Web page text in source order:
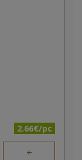
2.66€/pc
+